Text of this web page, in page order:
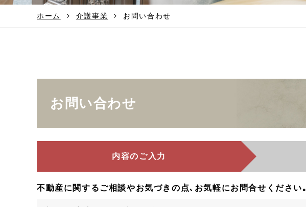
ホーム 介護事業 お問い合わせ
お問い合わせ
内容のご入力
不動産に関するご相談やお気づきの点､お気軽にお問合せください｡